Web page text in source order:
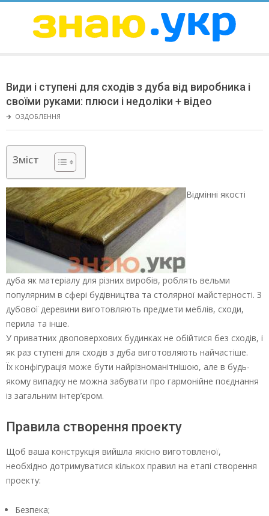
ЗНАЮ
Menu
Види і ступені для сходів з дуба від виробника і
своїми руками: плюси і недоліки + відео
🡲 ОЗДОБЛЕННЯ
Зміст
Відмінні якості
дуба як матеріалу для різних виробів, роблять вельми
популярним в сфері будівництва та столярної майстерності. З
дубової деревини виготовляють предмети меблів, сходи,
перила та інше.
У приватних двоповерхових будинках не обійтися без сходів, і
як раз ступені для сходів з дуба виготовляють найчастіше.
Їх конфігурація може бути найрізноманітнішою, але в будь-
якому випадку не можна забувати про гармонійне поєднання
із загальним інтер’єром.
Правила створення проекту
Щоб ваша конструкція вийшла якісно виготовленої,
необхідно дотримуватися кількох правил на етапі створення
проекту:
Безпека;